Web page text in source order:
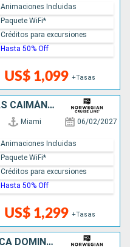
US$ 1,099 +Tasas
Animaciones Incluidas
Paquete WiFi*
Créditos para excursiones
Hasta 50% Off
PANAMÁ, COSTA RICA, ISLAS CAIMÁN, BELICE, COLOMBIA, MÉXICO, ESTADOS UNIDOS
Miami 06/02/2027
US$ 1,299 +Tasas
Animaciones Incluidas
Paquete WiFi*
Créditos para excursiones
Hasta 50% Off
ESTADOS UNIDOS, REPÚBLICA DOMINICANA, PUERTO RICO, SAN MARTÍN